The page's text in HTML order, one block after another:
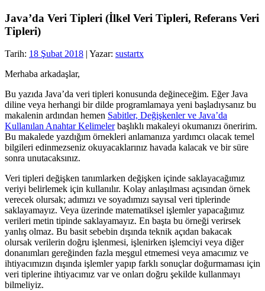
Java’da Veri Tipleri (İlkel Veri Tipleri, Referans Veri
Tipleri)
Tarih: 18 Şubat 2018 | Yazar: sustartx
Merhaba arkadaşlar,
Bu yazıda Java’da veri tipleri konusunda değineceğim. Eğer Java
diline veya herhangi bir dilde programlamaya yeni başladıysanız bu
makalenin ardından hemen Sabitler, Değişkenler ve Java’da
Kullanılan Anahtar Kelimelerbaşlıklı makaleyi okumanızı öneririm.
Bu makalede yazdığım örnekleri anlamanıza yardımcı olacak temel
bilgileri edinmezseniz okuyacaklarınız havada kalacak ve bir süre
sonra unutacaksınız.
Veri tipleri değişken tanımlarken değişken içinde saklayacağımız
veriyi belirlemek için kullanılır. Kolay anlaşılması açısından örnek
verecek olursak; adımızı ve soyadımızı sayısal veri tiplerinde
saklayamayız. Veya üzerinde matematiksel işlemler yapacağımız
verileri metin tipinde saklayamayız. En başta bu örneği verirsek
yanlış olmaz. Bu basit sebebin dışında teknik açıdan bakacak
olursak verilerin doğru işlenmesi, işlenirken işlemciyi veya diğer
donanımları gereğinden fazla meşgul etmemesi veya amacımız ve
ihtiyacımızın dışında işlemler yapıp farklı sonuçlar doğurmaması için
veri tiplerine ihtiyacımız var ve onları doğru şekilde kullanmayı
bilmeliyiz.